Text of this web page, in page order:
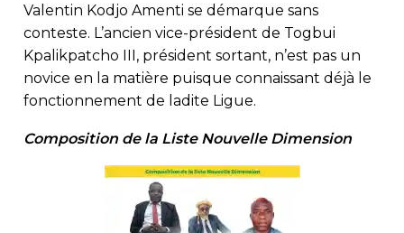
Valentin Kodjo Amenti se démarque sans
conteste. L’ancien vice-président de Togbui
Kpalikpatcho III, président sortant, n’est pas un
novice en la matière puisque connaissant déjà le
fonctionnement de ladite Ligue.
Composition de la Liste Nouvelle Dimension